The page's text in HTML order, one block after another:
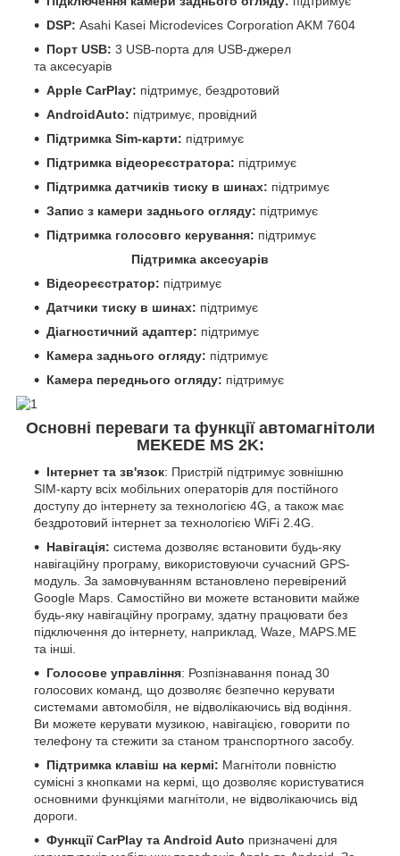
DSP: Asahi Kasei Microdevices Corporation AKM 7604
Порт USB: 3 USB-порта для USB-джерел
та аксесуарів
Apple CarPlay: підтримує, бездротовий
AndroidAuto: підтримує, провідний
Підтримка Sim-карти: підтримує
Підтримка відеореєстратора: підтримує
Підтримка датчиків тиску в шинах: підтримує
Запис з камери заднього огляду: підтримує
Підтримка голосовго керування: підтримує
Підтримка аксесуарів
Відеореєстратор: підтримує
Датчики тиску в шинах: підтримує
Діагностичний адаптер: підтримує
Камера заднього огляду: підтримує
Камера переднього огляду: підтримує
Основні переваги та функції автомагнітоли
MEKEDE MS 2K:
Інтернет та зв'язок: Пристрій підтримує зовнішню
SIM-карту всіх мобільних операторів для постійного
доступу до інтернету за технологією 4G, а також має
бездротовий інтернет за технологією WiFi 2.4G.
Навігація: система дозволяє встановити будь-яку
навігаційну програму, використовуючи сучасний GPS-
модуль. За замовчуванням встановлено перевірений
Google Maps. Самостійно ви можете встановити майже
будь-яку навігаційну програму, здатну працювати без
підключення до інтернету, наприклад, Waze, MAPS.ME
та інші.
Голосове управління: Розпізнавання понад 30
голосових команд, що дозволяє безпечно керувати
системами автомобіля, не відволікаючись від водіння.
Ви можете керувати музикою, навігацією, говорити по
телефону та стежити за станом транспортного засобу.
Підтримка клавіш на кермі: Магнітоли повністю
сумісні з кнопками на кермі, що дозволяє користуватися
основними функціями магнітоли, не відволікаючись від
дороги.
Функції CarPlay та Android Auto призначені для